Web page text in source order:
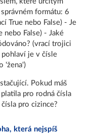
formátu: 6
True nebo False) - Je
nebo False) - Jaké
(vrací trojici
pohlaví je v čísle
'žena')
Pokud máš
pro rodná čísla
pro cizince?
která nejspíš